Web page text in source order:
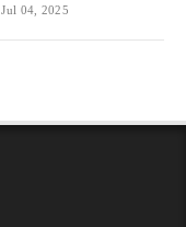
Jul 04, 2025